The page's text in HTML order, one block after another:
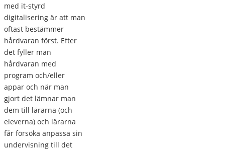
med it-styrd
digitalisering är att man
oftast bestämmer
hårdvaran först. Efter
det fyller man
hårdvaran med
program och/eller
appar och när man
gjort det lämnar man
dem till lärarna (och
eleverna) och lärarna
får försöka anpassa sin
undervisning till det